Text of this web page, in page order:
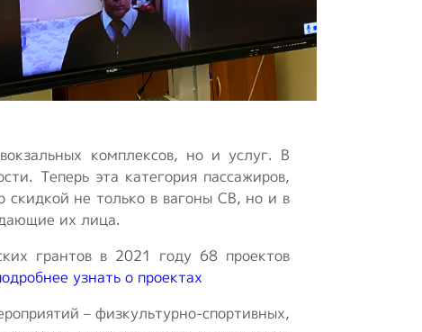
комплексов, но и услуг. В
Теперь эта категория пассажиров,
не только в вагоны СВ, но и в
их лица.
грантов в 2021 году 68 проектов
узнать о проектах
– физкультурно-спортивных,